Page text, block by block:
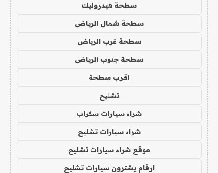
سطحة هيدروليك
سطحة شمال الرياض
سطحة غرب الرياض
سطحة جنوب الرياض
اقرب سطحة
تشليح
شراء سيارات سكراب
شراء سيارات تشليح
موقع شراء سيارات تشليح
ارقام يشترون سيارات تشليح